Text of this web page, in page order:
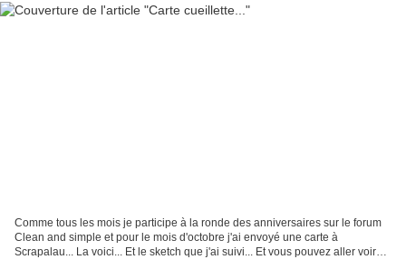
Comme tous les mois je participe à la ronde des anniversaires sur le forum
Clean and simple et pour le mois d'octobre j'ai envoyé une carte à
Scrapalau... La voici... Et le sketch que j'ai suivi... Et vous pouvez aller voir